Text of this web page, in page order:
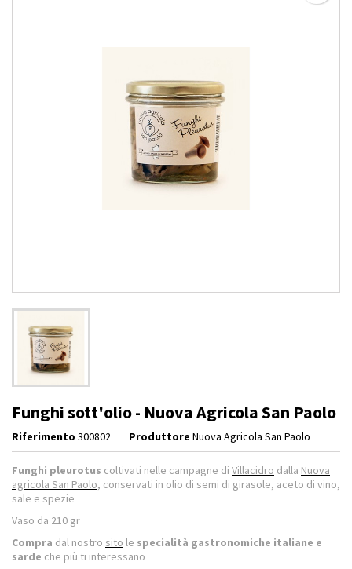
Funghi sott'olio - Nuova Agricola San Paolo
Riferimento 300802 Produttore Nuova Agricola San Paolo
Funghi pleurotus coltivati nelle campagne di Villacidro dalla Nuova
agricola San Paolo, conservati in olio di semi di girasole, aceto di vino,
sale e spezie
Vaso da 210 gr
Compra dal nostro sito le specialità gastronomiche italiane e
sarde che più ti interessano